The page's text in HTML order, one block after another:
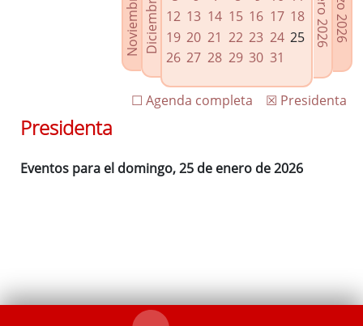
Agenda de Presidencia
Plenos provinciales y Juntas de gobierno
Oficina de Proyectos Europeos
12 13 14 15 16 17 18
19 20 21 22 23 24 25
26 27 28 29 30 31
☒ Presidenta
☐ Agenda completa
Presidenta
Eventos para el domingo, 25 de enero de 2026